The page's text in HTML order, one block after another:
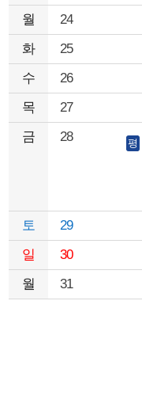
월
24
화
25
수
26
목
27
금
28 평
토
29
일
30
월
31